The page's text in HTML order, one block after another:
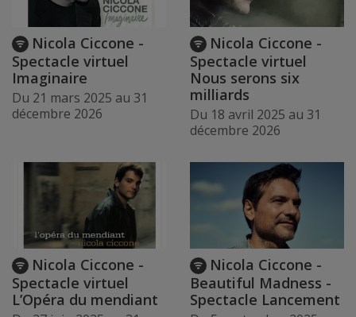
Nicola Ciccone -
Spectacle virtuel
Imaginaire
Du 21 mars 2025 au 31
décembre 2026
Nicola Ciccone -
Spectacle virtuel
Nous serons six
milliards
Du 18 avril 2025 au 31
décembre 2026
Nicola Ciccone -
Spectacle virtuel
L’Opéra du mendiant
Nicola Ciccone -
Beautiful Madness -
Spectacle Lancement